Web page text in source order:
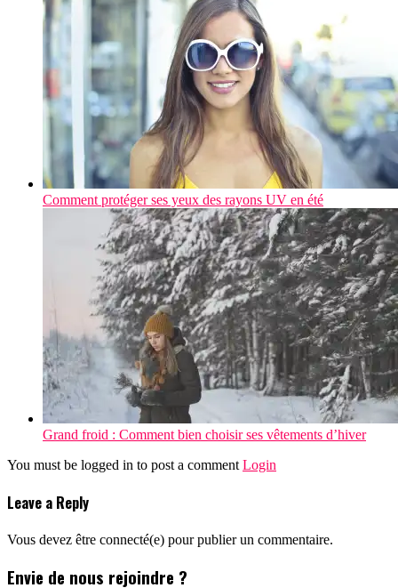
Comment protéger ses yeux des rayons UV en été
Grand froid : Comment bien choisir ses vêtements d’hiver
You must be logged in to post a comment Login
Leave a Reply
Vous devez être connecté(e) pour publier un commentaire.
Envie de nous rejoindre ?